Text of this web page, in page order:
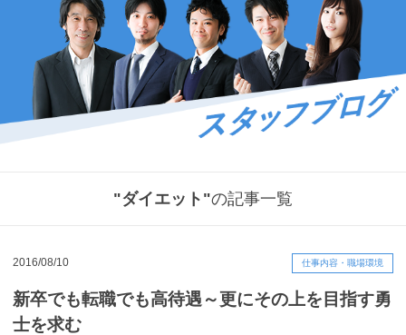
"ダイエット"の記事一覧
2016/08/10 仕事内容・職場環境
新卒でも転職でも高待遇～更にその上を目指す勇
士を求む